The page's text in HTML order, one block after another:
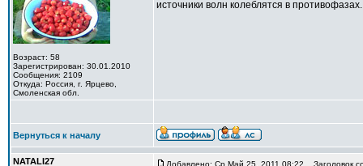
Возраст: 58
Зарегистрирован: 30.01.2010
Сообщения: 2109
Откуда: Россия, г. Ярцево,
Смоленская обл.
источники волн колеблятся в противофазах.
Вернуться к началу
NATALI27 Добавлено: Ср Май 25, 2011 08:22 Заголовок